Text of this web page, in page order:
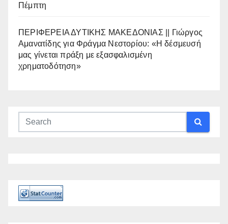
Πέμπτη
ΠΕΡΙΦΕΡΕΙΑ ΔΥΤΙΚΗΣ ΜΑΚΕΔΟΝΙΑΣ || Γιώργος
Αμανατίδης για Φράγμα Νεστορίου: «Η δέσμευσή
μας γίνεται πράξη με εξασφαλισμένη
χρηματοδότηση»